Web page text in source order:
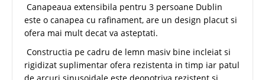
Canapeaua extensibila pentru 3 persoane Dublin
este o canapea cu rafinament, are un design placut si
ofera mai mult decat va asteptati.
Constructia pe cadru de lemn masiv bine incleiat si
rigidizat suplimentar ofera rezistenta in timp iar patul
de arcuri sinusoidale este deopotriva rezistent si